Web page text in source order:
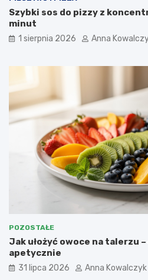
Szybki sos do pizzy z
minut
1 sierpnia 2026 Anna
POZOSTAŁE
Jak ułożyć owoce na talerzu
apetycznie
31 lipca 2026 Anna Kowalczyk